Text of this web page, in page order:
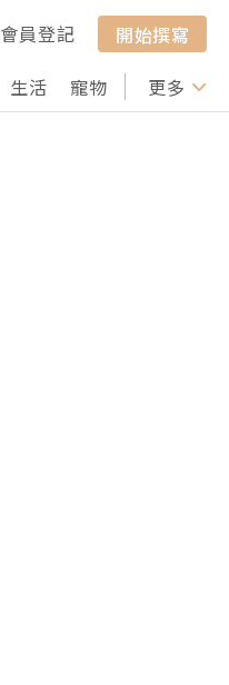
會員登記
開始撰寫
生活 寵物 行山 打卡
更多